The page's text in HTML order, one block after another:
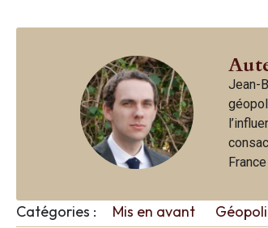
Jean-
Catégories : Mis en avant